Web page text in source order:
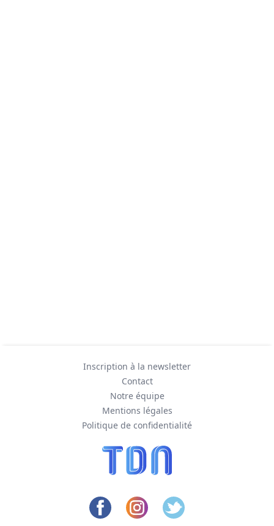
Inscription à la newsletter
Contact
Notre équipe
Mentions légales
Politique de confidentialité